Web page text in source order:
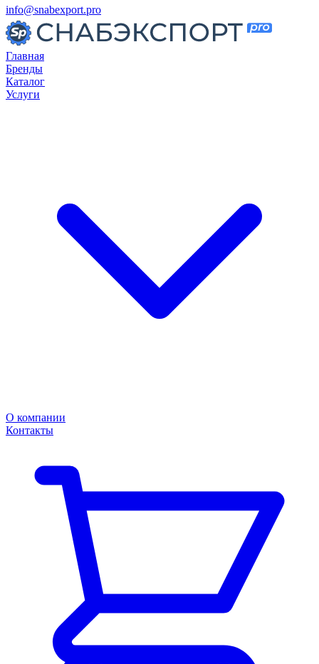
info@snabexport.pro
Главная
Бренды
Каталог
Услуги
О компании
Контакты